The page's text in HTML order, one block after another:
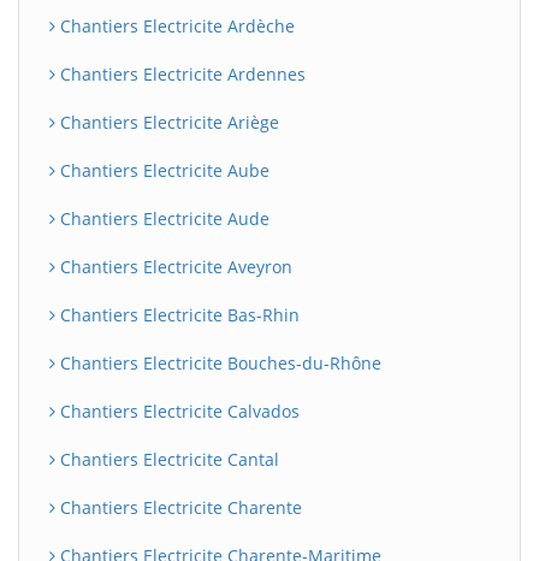
Chantiers Electricite Ardèche
Chantiers Electricite Ardennes
Chantiers Electricite Ariège
Chantiers Electricite Aube
Chantiers Electricite Aude
Chantiers Electricite Aveyron
Chantiers Electricite Bas-Rhin
Chantiers Electricite Bouches-du-Rhône
Chantiers Electricite Calvados
Chantiers Electricite Cantal
Chantiers Electricite Charente
Chantiers Electricite Charente-Maritime